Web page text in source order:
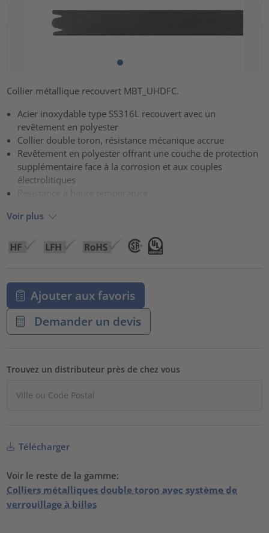
Collier métallique recouvert MBT_UHDFC.
Acier inoxydable type SS316L recouvert avec un
revêtement en polyester
Collier double toron, résistance mécanique accrue
Revêtement en polyester offrant une couche de protection
supplémentaire face à la corrosion et aux couples
électrolitiques
Voir plus
Ajouter aux favoris
Demander un devis
Trouvez un distributeur près de chez vous
Télécharger
Voir le reste de la gamme:
Colliers métalliques double toron avec système de
verrouillage à billes